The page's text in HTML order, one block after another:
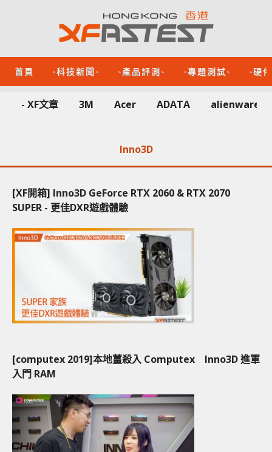
首頁 -科技新聞- -產品評測- -專題測試- -硬
- XF文章 3M Acer ADATA alienware
Inno3D
[XF開箱] Inno3D GeForce RTX 2060 & RTX 2070
SUPER - 更佳DXR遊戲體驗
[computex 2019]本地薑殺入 Computex Inno3D 進軍
入門 RAM